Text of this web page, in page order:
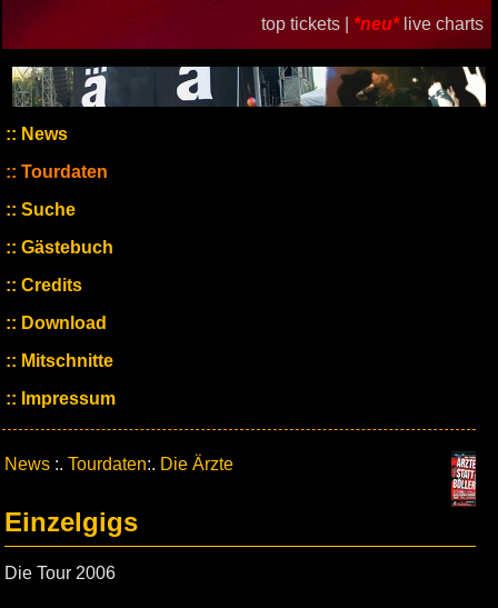
top tickets | *neu* live charts
News
Tourdaten
Suche
Gästebuch
Credits
Download
Mitschnitte
Impressum
News :. Tourdaten:. Die Ärzte
Einzelgigs
Die Tour 2006